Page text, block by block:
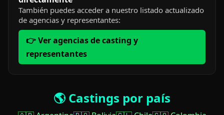
También puedes acceder a nuestro listado actualizado
de agencias y representantes:
👉 Ver agencias de casting y
representantes
🌎 Castings por país